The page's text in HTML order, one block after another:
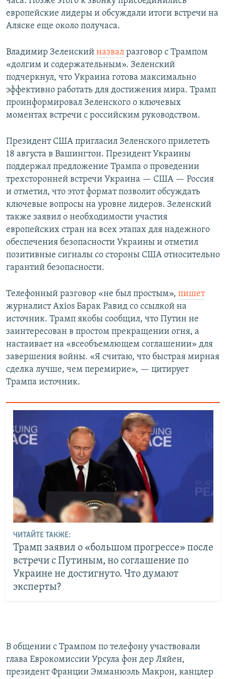
европейские лидеры и обсуждали итоги встречи на
Аляске еще около получаса.
Владимир Зеленский назвал разговор с Трампом
«долгим и содержательным». Зеленский
подчеркнул, что Украина готова максимально
эффективно работать для достижения мира. Трамп
проинформировал Зеленского о ключевых
моментах встречи с российским руководством.
Президент США пригласил Зеленского прилететь
18 августа в Вашингтон. Президент Украины
поддержал предложение Трампа о проведении
трехсторонней встречи Украина — США — Россия
и отметил, что этот формат позволит обсуждать
ключевые вопросы на уровне лидеров. Зеленский
также заявил о необходимости участия
европейских стран на всех этапах для надежного
обеспечения безопасности Украины и отметил
позитивные сигналы со стороны США относительно
гарантий безопасности.
Телефонный разговор «не был простым», пишет
журналист Axios Барак Равид со ссылкой на
источник. Трамп якобы сообщил, что Путин не
заинтересован в простом прекращении огня, а
настаивает на «всеобъемлющем соглашении» для
завершения войны. «Я считаю, что быстрая мирная
сделка лучше, чем перемирие», — цитирует
Трампа источник.
ЧИТАЙТЕ ТАКЖЕ:
Трамп заявил о «большом прогрессе» после
встречи с Путиным, но соглашение по
Украине не достигнуто. Что думают
эксперты?
В общении с Трампом по телефону участвовали
глава Еврокомиссии Урсула фон дер Ляйен,
президент Франции Эмманюэль Макрон, канцлер